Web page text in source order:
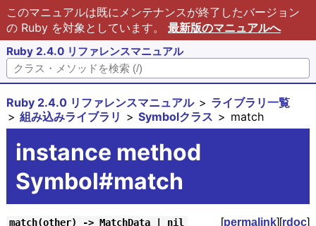
このマニュアルは既にメンテナンスが終了したバージョン
の Ruby を対象としています。 最新版のマニュアルへ
Ruby 2.4.0 リファレンスマニュアル
Ruby 2.4.0 リファレンスマニュアル
ライブラリ一覧
組み込みライブラリ
Symbolクラス match
instance method
Symbol#match
match(other) -> MatchData | nil [permalink][rdoc]